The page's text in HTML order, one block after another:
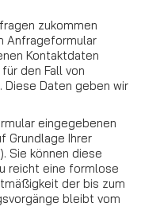
zukommen
Anfrageformular
Kontaktdaten
den Fall von
Daten geben wir
eingegebenen
Grundlage Ihrer
Sie können diese
reicht eine formlose
der bis zum
bleibt vom